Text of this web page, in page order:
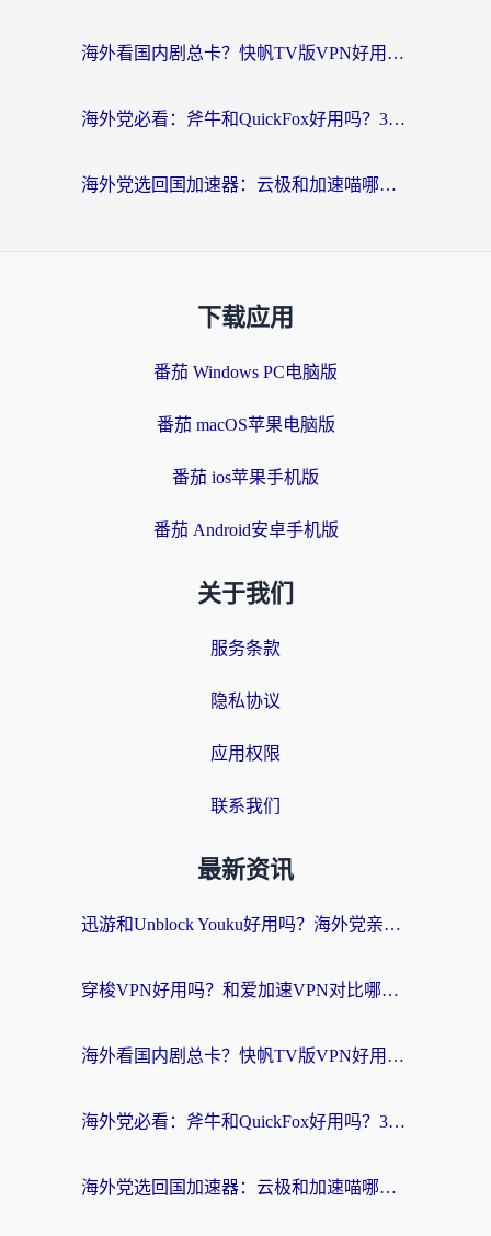
海外看国内剧总卡？快帆TV版VPN好用吗？和海牛VPN对比哪个回国效果更好？
海外党必看：斧牛和QuickFox好用吗？3步选对回国加速器，无缝刷国内剧玩游戏
海外党选回国加速器：云极和加速喵哪个好？附3款热门工具实测对比
下载应用
番茄 Windows PC电脑版
番茄 macOS苹果电脑版
番茄 ios苹果手机版
番茄 Android安卓手机版
关于我们
服务条款
隐私协议
应用权限
联系我们
最新资讯
迅游和Unblock Youku好用吗？海外党亲测：3个维度教你选对回国加速器
穿梭VPN好用吗？和爱加速VPN对比哪个回国效果更好？海外党必看的实用指南
海外看国内剧总卡？快帆TV版VPN好用吗？和海牛VPN对比哪个回国效果更好？
海外党必看：斧牛和QuickFox好用吗？3步选对回国加速器，无缝刷国内剧玩游戏
海外党选回国加速器：云极和加速喵哪个好？附3款热门工具实测对比